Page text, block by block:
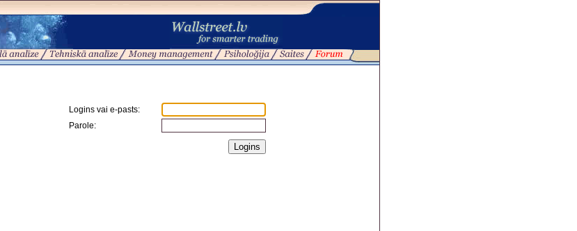
Logins vai e-pasts:
Parole: